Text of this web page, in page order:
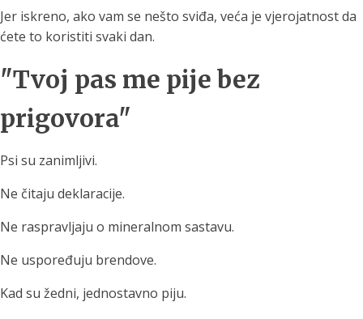
Jer iskreno, ako vam se nešto sviđa, veća je vjerojatnost da
ćete to koristiti svaki dan.
"Tvoj pas me pije bez
prigovora"
Psi su zanimljivi.
Ne čitaju deklaracije.
Ne raspravljaju o mineralnom sastavu.
Ne uspoređuju brendove.
Kad su žedni, jednostavno piju.